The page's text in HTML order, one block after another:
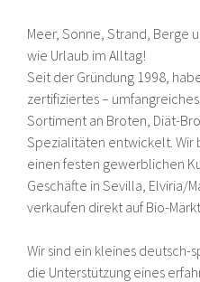
Meer, Sonne, Strand, Berge
wie Urlaub im Alltag!
Seit der Gründung 1998,
zertifiziertes – umfangreiches
Sortiment an Broten, Diät-
Spezialitäten entwickelt. Wir
einen festen gewerblichen
Geschäfte in Sevilla, Elviria/
verkaufen direkt auf Bio-
Wir sind ein kleines deutsch-
die Unterstützung eines